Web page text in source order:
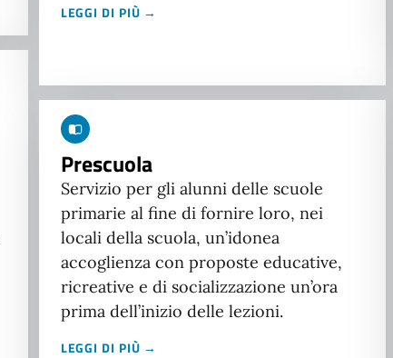
LEGGI DI PIÙ →
Prescuola
Servizio per gli alunni delle scuole
primarie al fine di fornire loro, nei
locali della scuola, un’idonea
accoglienza con proposte educative,
ricreative e di socializzazione un’ora
prima dell’inizio delle lezioni.
LEGGI DI PIÙ →